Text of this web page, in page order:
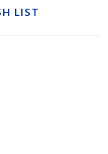
LIST